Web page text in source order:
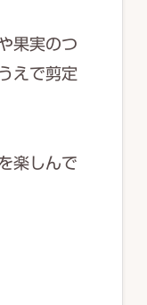
果実のつ
えで剪定
楽しんで